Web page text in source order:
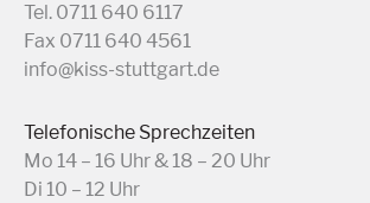
Tel. 0711 640 6117
Fax 0711 640 4561
info@kiss-stuttgart.de
Telefonische Sprechzeiten
Mo 14 – 16 Uhr & 18 – 20 Uhr
Di 10 – 12 Uhr